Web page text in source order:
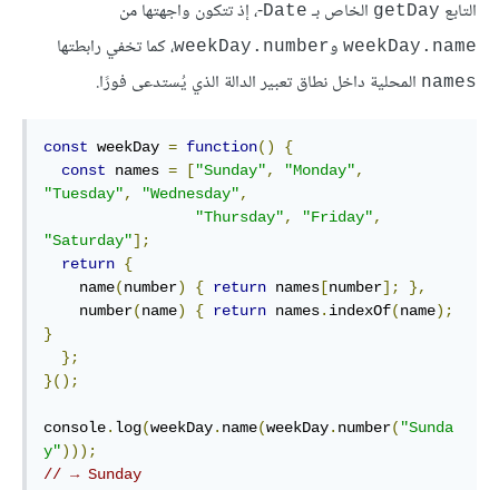
التابع getDay الخاص بـ Date-، إذ تتكون واجهتها من
weekDay.name وweekDay.number، كما تخفي رابطتها
names المحلية داخل نطاق تعبير الدالة الذي يُستدعى فورًا.
const weekDay = function()
{
const names = ["Sunday", "Monday",
"Tuesday", "Wednesday",
"Thursday", "Friday",
"Saturday"];
return {
    name
(number) { return names[number];
},
    number
(name) { return names. indexOf(name);
}
};
}();
console. log(weekDay. name(weekDay. number( "Sunda
y")));
// → Sunday